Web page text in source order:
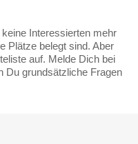
Interessierten mehr
Plätze belegt sind. Aber
auf. Melde Dich bei
Du grundsätzliche Fragen